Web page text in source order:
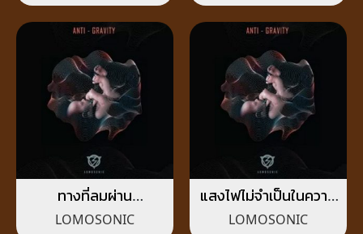
ทางที่ลมผ่าน
(VERANDA)
LOMOSONIC
แสงไฟไม่จำเป็นในความ
มืดมิด (NO WISH)
LOMOSONIC